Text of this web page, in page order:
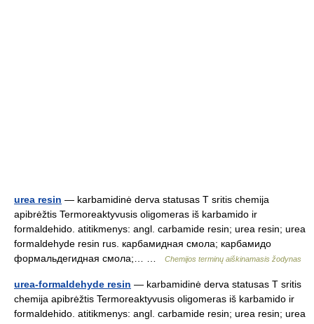
urea resin — karbamidinė derva statusas T sritis chemija
apibrėžtis Termoreaktyvusis oligomeras iš karbamido ir
formaldehido. atitikmenys: angl. carbamide resin; urea resin; urea
formaldehyde resin rus. карбамидная смола; карбамидо
формальдегидная смола;… …
Chemijos terminų aiškinamasis žodynas
urea-formaldehyde resin — karbamidinė derva statusas T sritis
chemija apibrėžtis Termoreaktyvusis oligomeras iš karbamido ir
formaldehido. atitikmenys: angl. carbamide resin; urea resin; urea